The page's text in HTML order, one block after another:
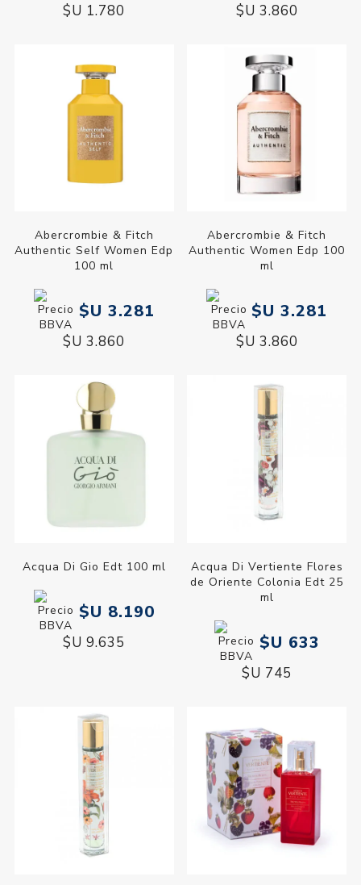
$U 1.780 $U 3.860
Abercrombie & Fitch
Authentic Self Women Edp
100 ml
$U 3.281
$U 3.860
Abercrombie & Fitch
Authentic Women Edp 100
ml
$U 3.281
$U 3.860
Acqua Di Gio Edt 100 ml
$U 8.190
$U 9.635
Acqua Di Vertiente Flores
de Oriente Colonia Edt 25
ml
$U 633
$U 745